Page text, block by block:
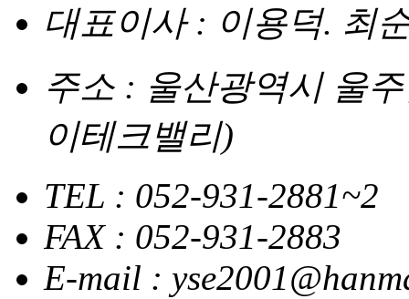
대표이사 : 이용덕. 최
주소 : 울산광역시 울
이테크밸리)
TEL : 052-931-2881~2
FAX : 052-931-2883
E-mail :